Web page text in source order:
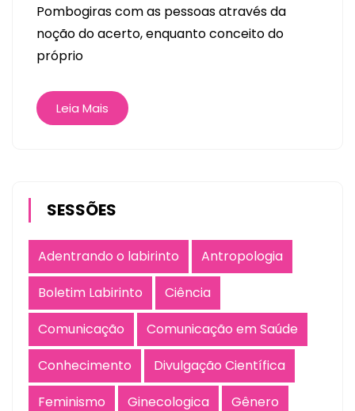
Pombogiras com as pessoas através da
noção do acerto, enquanto conceito do
próprio
Leia Mais
SESSÕES
Adentrando o labirinto
Antropologia
Boletim Labirinto
Ciência
Comunicação
Comunicação em Saúde
Conhecimento
Divulgação Científica
Feminismo
Ginecologica Gênero